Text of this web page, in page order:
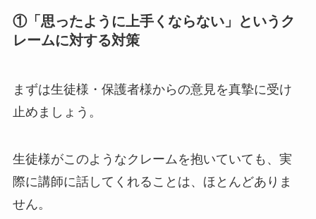
①「思ったように上手くならない」というク
レームに対する対策
まずは生徒様・保護者様からの意見を真摯に受け
止めましょう。
生徒様がこのようなクレームを抱いていても、実
際に講師に話してくれることは、ほとんどありま
せん。